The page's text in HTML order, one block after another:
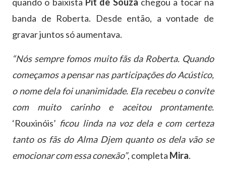
banda de Roberta. Desde então, a vontade de
gravar juntos só aumentava.
“Nós sempre fomos muito fãs da Roberta. Quando
começamos a pensar nas participações do Acústico,
o nome dela foi unanimidade. Ela recebeu o convite
com muito carinho e aceitou prontamente.
‘Rouxinóis’ ficou linda na voz dela e com certeza
tanto os fãs do Alma Djem quanto os dela vão se
emocionar com essa conexão”, completa Mira.